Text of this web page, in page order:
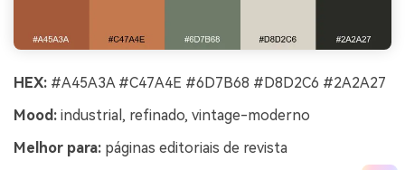
HEX: #A45A3A #C47A4E #6D7B68 #D8D2C6 #2A2A27
Mood: industrial, refinado, vintage-moderno
Melhor para: páginas editoriais de revista